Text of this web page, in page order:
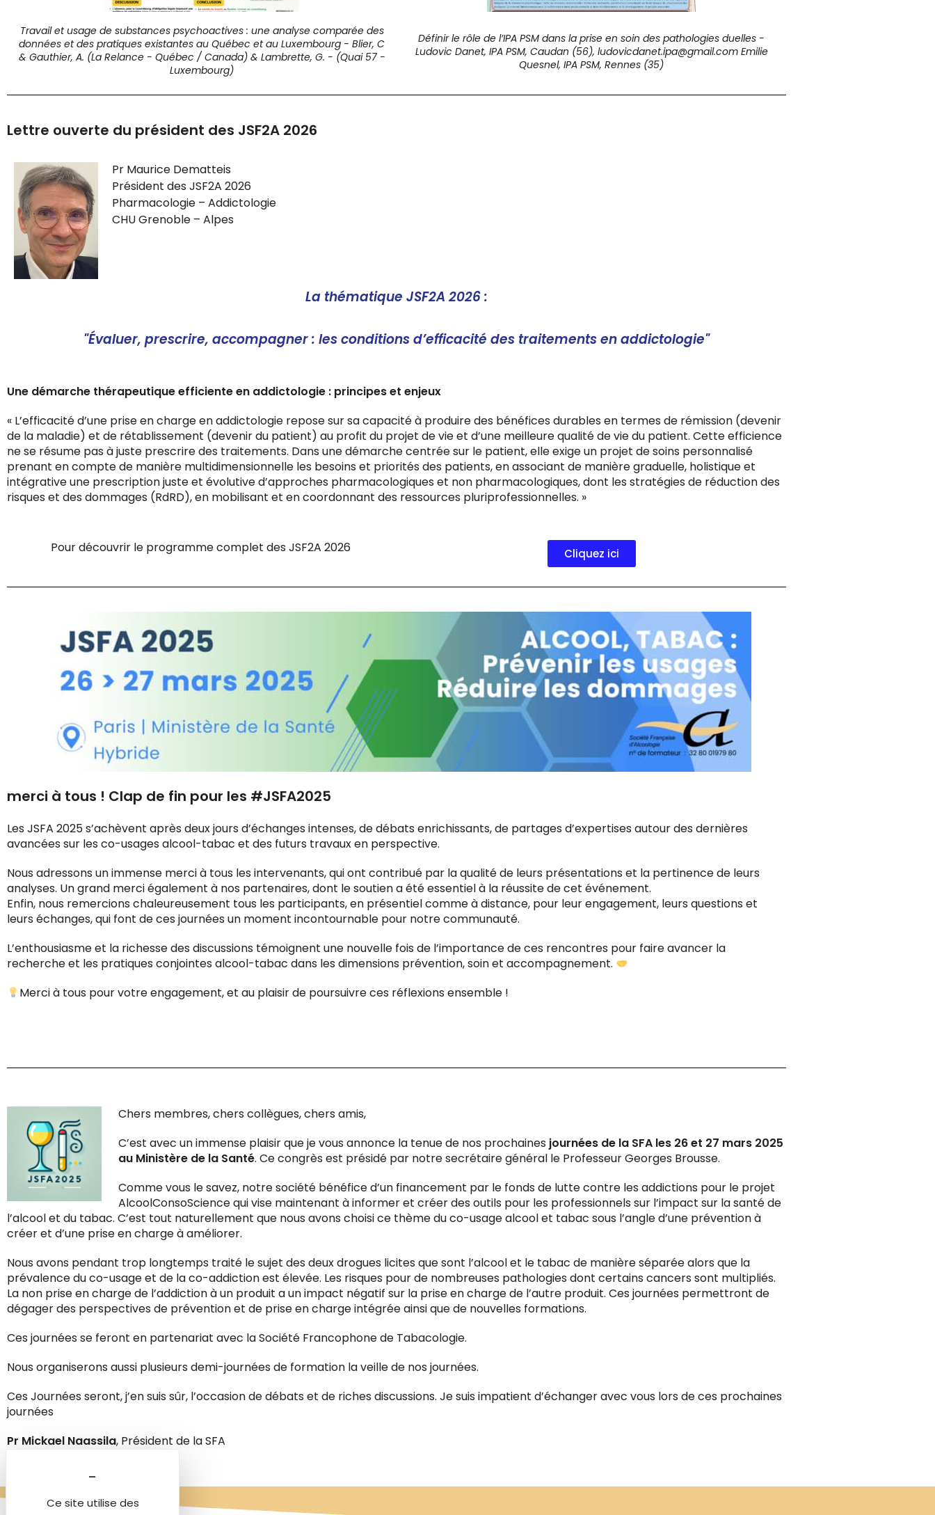
Ce site utilise des
Travail et usage de substances psychoactives : une analyse comparée des
données et des pratiques existantes au Québec et au Luxembourg - Blier, C
& Gauthier, A. (La Relance - Québec / Canada) & Lambrette, G. - (Quai 57 -
Luxembourg)
Définir le rôle de l’IPA PSM dans la prise en soin des pathologies duelles -
Ludovic Danet, IPA PSM, Caudan (56), ludovicdanet.ipa@gmail.com Emilie
Quesnel, IPA PSM, Rennes (35)
Lettre ouverte du président des JSF2A 2026
Pr Maurice Dematteis
Président des JSF2A 2026
Pharmacologie – Addictologie
CHU Grenoble – Alpes
La thématique JSF2A 2026 :
"Évaluer, prescrire, accompagner : les conditions d’efficacité des traitements enaddictologie"
Une démarche thérapeutique efficiente en addictologie : principes et enjeux
« L’efficacité d’une prise en charge en addictologie repose sur sa capacité à produire des bénéfices durables en termes de rémission (devenir
de la maladie) et de rétablissement (devenir du patient) au profit du projet de vie et d’une meilleure qualité de vie du patient. Cette efficience
ne se résume pas à juste prescrire des traitements. Dans une démarche centrée sur le patient, elle exige un projet de soins personnalisé
prenant en compte de manière multidimensionnelle les besoins et priorités des patients, en associant de manière graduelle, holistique et
intégrative une prescription juste et évolutive d’approches pharmacologiques et non pharmacologiques, dont les stratégies de réduction des
risques et des dommages (RdRD), en mobilisant et en coordonnant des ressources pluriprofessionnelles. »
Pour découvrir le programme complet des JSF2A 2026 Cliquez ici
merci à tous ! Clap de fin pour les #JSFA2025
Les JSFA 2025 s’achèvent après deux jours d’échanges intenses, de débats enrichissants, de partages d’expertises autour des dernières
avancées sur les co-usages alcool-tabac et des futurs travaux en perspective.
Nous adressons un immense merci à tous les intervenants, qui ont contribué par la qualité de leurs présentations et la pertinence de leurs
analyses. Un grand merci également à nos partenaires, dont le soutien a été essentiel à la réussite de cet événement.
Enfin, nous remercions chaleureusement tous les participants, en présentiel comme à distance, pour leur engagement, leurs questions et
leurs échanges, qui font de ces journées un moment incontournable pour notre communauté.
L’enthousiasme et la richesse des discussions témoignent une nouvelle fois de l’importance de ces rencontres pour faire avancer la
recherche et les pratiques conjointes alcool-tabac dans les dimensions prévention, soin et accompagnement.
Merci à tous pour votre engagement, et au plaisir de poursuivre ces réflexions ensemble !
Chers membres, chers collègues, chers amis,
C’est avec un immense plaisir que je vous annonce la tenue de nos prochaines journées de la SFA les 26 et 27 mars 2025
au Ministère de la Santé. Ce congrès est présidé par notre secrétaire général le Professeur Georges Brousse.
Comme vous le savez, notre société bénéfice d’un financement par le fonds de lutte contre les addictions pour le projet
AlcoolConsoScience qui vise maintenant à informer et créer des outils pour les professionnels sur l’impact sur la santé de
l’alcool et du tabac. C’est tout naturellement que nous avons choisi ce thème du co-usage alcool et tabac sous l’angle d’une prévention à
créer et d’une prise en charge à améliorer.
Nous avons pendant trop longtemps traité le sujet des deux drogues licites que sont l’alcool et le tabac de manière séparée alors que la
prévalence du co-usage et de la co-addiction est élevée. Les risques pour de nombreuses pathologies dont certains cancers sont multipliés.
La non prise en charge de l’addiction à un produit a un impact négatif sur la prise en charge de l’autre produit. Ces journées permettront de
dégager des perspectives de prévention et de prise en charge intégrée ainsi que de nouvelles formations.
Ces journées se feront en partenariat avec la Société Francophone de Tabacologie.
Nous organiserons aussi plusieurs demi-journées de formation la veille de nos journées.
Ces Journées seront, j’en suis sûr, l’occasion de débats et de riches discussions. Je suis impatient d’échanger avec vous lors de ces prochaines
journées
Pr Mickael Naassila, Président de la SFA